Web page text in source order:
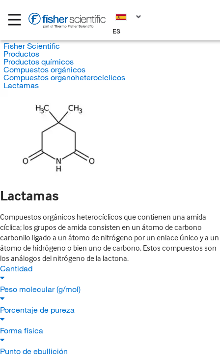
ES
Fisher Scientific
Productos
Productos químicos
Compuestos orgánicos
Compuestos organoheterocíclicos
Lactamas
Lactamas
Compuestos orgánicos heterocíclicos que contienen una amida
cíclica; los grupos de amida consisten en un átomo de carbono
carbonilo ligado a un átomo de nitrógeno por un enlace único y a un
átomo de hidrógeno o bien uno de carbono. Estos compuestos son
los análogos del nitrógeno de la lactona.
Cantidad
Peso molecular (g/mol)
Porcentaje de pureza
Forma física
Punto de ebullición